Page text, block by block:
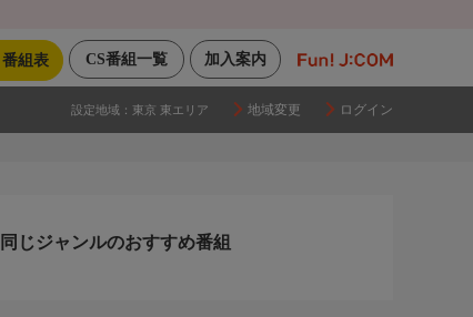
加入案内
CS番組一覧
番組表
設定地域： 東京 東エリア 地域変更 ログイン
同じジャンルのおすすめ番組